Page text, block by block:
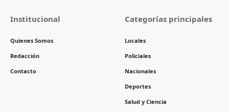
Institucional
Quienes Somos
Redacción
Contacto
Categorías principales
Locales
Policiales
Nacionales
Deportes
Salud y Ciencia